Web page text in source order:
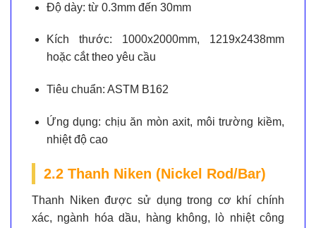
Độ dày: từ 0.3mm đến 30mm
Kích thước: 1000x2000mm, 1219x2438mm
hoặc cắt theo yêu cầu
Tiêu chuẩn: ASTM B162
Ứng dụng: chịu ăn mòn axit, môi trường kiềm,
nhiệt độ cao
2.2 Thanh Niken (Nickel Rod/Bar)
Thanh Niken được sử dụng trong cơ khí chính
xác, ngành hóa dầu, hàng không, lò nhiệt công